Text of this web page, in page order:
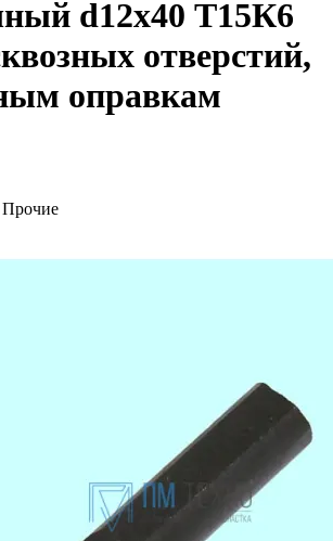
d12х40 Т15К6
отверстий,
оправкам
Прочие